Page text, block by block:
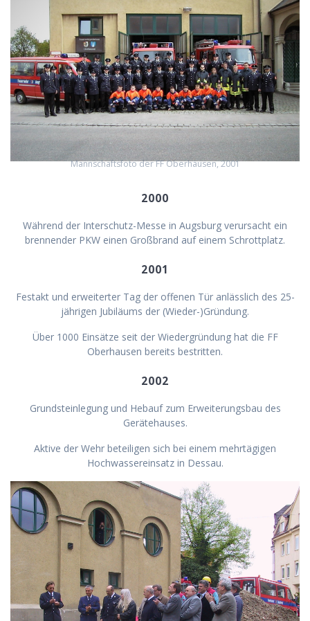
Mannschaftsfoto der FF Oberhausen, 2001
2000
Während der Interschutz-Messe in Augsburg verursacht ein
brennender PKW einen Großbrand auf einem Schrottplatz.
2001
Festakt und erweiterter Tag der offenen Tür anlässlich des 25-
jährigen Jubiläums der (Wieder-)Gründung.
Über 1000 Einsätze seit der Wiedergründung hat die FF
Oberhausen bereits bestritten.
2002
Grundsteinlegung und Hebauf zum Erweiterungsbau des
Gerätehauses.
Aktive der Wehr beteiligen sich bei einem mehrtägigen
Hochwassereinsatz in Dessau.